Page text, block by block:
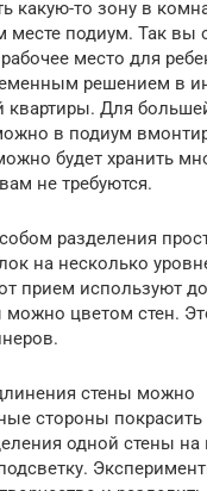
какую-то зону в
месте подиум. Так вы
место для
решением в
квартиры. Для
в подиум
будет хранить
не требуются.
разделения
на несколько
прием используют
цветом стен.
стены можно
стороны покрасить
одной стены